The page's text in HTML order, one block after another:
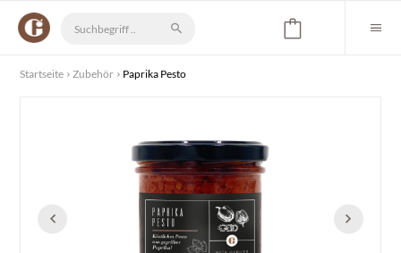
Startseite Zubehör Paprika Pesto